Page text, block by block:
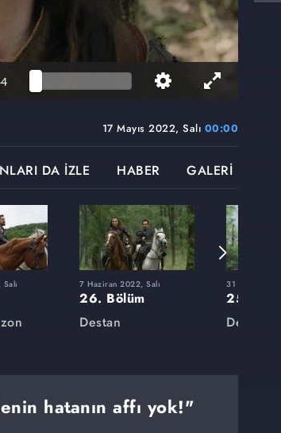
17 Mayıs 2022, Salı 00:00
DA İZLE HABER GALERİ
7 Haziran 2022, Salı
26. Bölüm
Destan
31 Mayıs
25. Bölüm
Destan
hatanın affı yok!"